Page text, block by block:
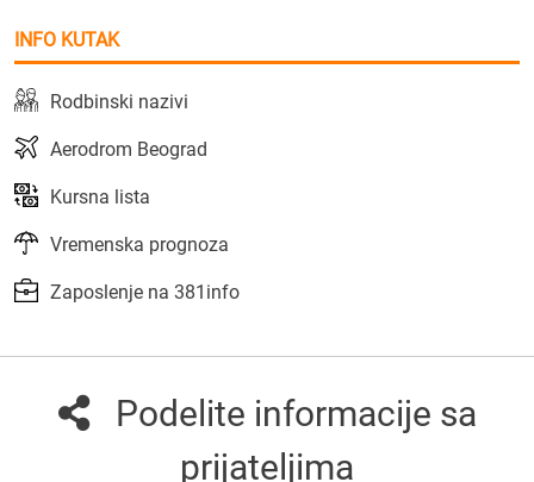
INFO KUTAK
Rodbinski nazivi
Aerodrom Beograd
Kursna lista
Vremenska prognoza
Zaposlenje na 381info
Podelite informacije sa
prijateljima